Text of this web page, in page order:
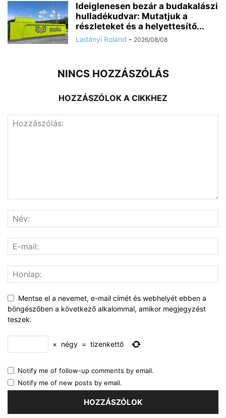
Ideiglenesen bezár a budakalászi
hulladékudvar: Mutatjuk a
részleteket és a helyettesítő...
Ladányi Roland - 2026/08/08
NINCS HOZZÁSZÓLÁS
HOZZÁSZÓLOK A CIKKHEZ
Mentse el a nevemet, e-mail címét és webhelyét ebben a
böngészőben a következő alkalommal, amikor megjegyzést
teszek.
× négy = tizenkettő
Notify me of follow-up comments by email.
Notify me of new posts by email.